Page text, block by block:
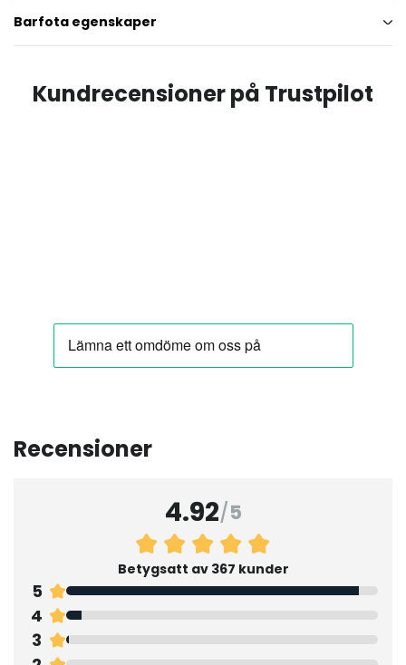
Barfota egenskaper
Kundrecensioner på Trustpilot
Recensioner
4.92/5
Betygsatt av 367 kunder
5
4
3